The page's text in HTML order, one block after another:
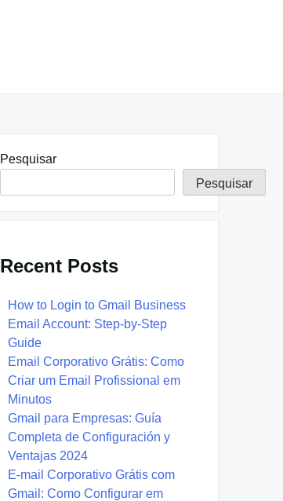
Pesquisar
Pesquisar
Recent Posts
How to Login to Gmail Business
Email Account: Step-by-Step
Guide
Email Corporativo Grátis: Como
Criar um Email Profissional em
Minutos
Gmail para Empresas: Guía
Completa de Configuración y
Ventajas 2024
E-mail Corporativo Grátis com
Gmail: Como Configurar em